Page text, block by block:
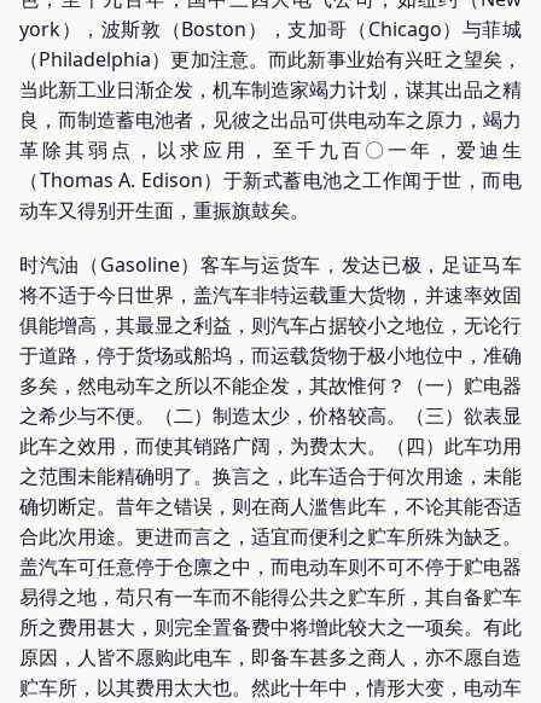
york），波斯敦（Boston），支加哥（Chicago）与菲城
（Philadelphia）更加注意。而此新事业始有兴旺之望矣，
当此新工业日渐企发，机车制造家竭力计划，谋其出品之精
良，而制造蓄电池者，见彼之出品可供电动车之原力，竭力
革除其弱点，以求应用，至千九百〇一年，爱迪生
（Thomas A. Edison）于新式蓄电池之工作闻于世，而电
动车又得别开生面，重振旗鼓矣。
时汽油（Gasoline）客车与运货车，发达已极，足证马车
将不适于今日世界，盖汽车非特运载重大货物，并速率效固
俱能增高，其最显之利益，则汽车占据较小之地位，无论行
于道路，停于货场或船坞，而运载货物于极小地位中，准确
多矣，然电动车之所以不能企发，其故惟何？（一）贮电器
之希少与不便。（二）制造太少，价格较高。（三）欲表显
此车之效用，而使其销路广阔，为费太大。（四）此车功用
之范围未能精确明了。换言之，此车适合于何次用途，未能
确切断定。昔年之错误，则在商人滥售此车，不论其能否适
合此次用途。更进而言之，适宜而便利之贮车所殊为缺乏。
盖汽车可任意停于仓廪之中，而电动车则不可不停于贮电器
易得之地，苟只有一车而不能得公共之贮车所，其自备贮车
所之费用甚大，则完全置备费中将增此较大之一项矣。有此
原因，人皆不愿购此电车，即备车甚多之商人，亦不愿自造
贮车所，以其费用太大也。然此十年中，情形大变，电动车